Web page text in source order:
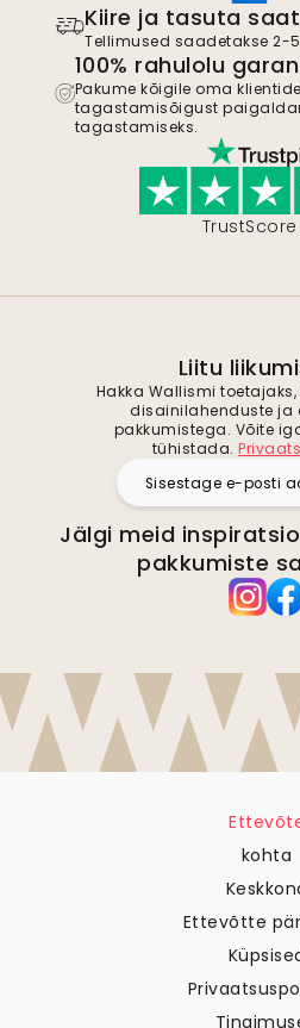
Kiire ja tasuta
Tellimused saadetakse 2-
100% rahulolu
Pakume kõigile oma
tagastamisõigust
tagastamiseks.
TrustScore
Liitu
Hakka Wallismi
disainilahenduste ja
pakkumistega. Võite
tühistada.
Jälgi meid
pakkumiste
kohta
Ettevõtte